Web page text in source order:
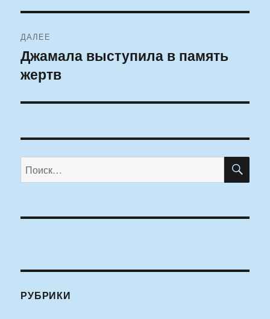
ДАЛЕЕ
Следующая
запись:
Джамала выступила в память
жертв
Искать:
РУБРИКИ